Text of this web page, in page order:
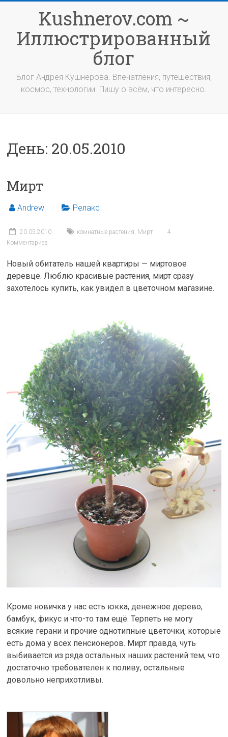
содержимомуKushnerov.com ~
Иллюстрированный
блог
Блог Андрея Кушнерова. Впечатления, путешествия,
космос, технологии. Пишу о всём, что интересно.
День: 20.05.2010
Мирт
Andrew Релакс
20.05.2010 комнатные растения, Мирт
4
Комментариев
Новый обитатель нашей квартиры — миртовое
деревце. Люблю красивые растения, мирт сразу
захотелось купить, как увидел в цветочном магазине.
Кроме новичка у нас есть юкка, денежное дерево,
бамбук, фикус и что-то там ещё. Терпеть не могу
всякие герани и прочие однотипные цветочки, которые
есть дома у всех пенсионеров. Мирт правда, чуть
выбивается из ряда остальных наших растений тем, что
достаточно требователен к поливу, остальные
довольно неприхотливы.